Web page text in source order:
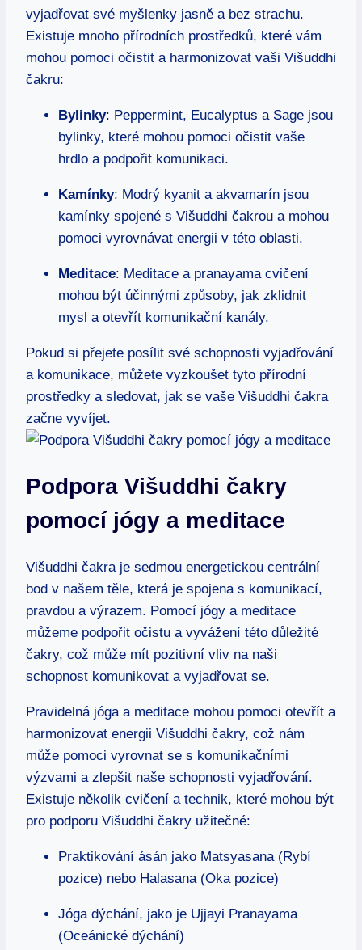
vyjadřovat své myšlenky jasně a bez strachu.
Existuje mnoho přírodních prostředků, které vám
mohou pomoci očistit a harmonizovat vaši Višuddhi
čakru:
Bylinky: Peppermint, Eucalyptus a Sage jsou
bylinky, které mohou pomoci očistit vaše
hrdlo a podpořit komunikaci.
Kamínky: Modrý kyanit a akvamarín jsou
kamínky spojené s Višuddhi čakrou a mohou
pomoci vyrovnávat energii v této oblasti.
Meditace: Meditace a pranayama cvičení
mohou být účinnými způsoby, jak zklidnit
mysl a otevřít komunikační kanály.
Pokud si přejete posílit své schopnosti vyjadřování
a komunikace, můžete vyzkoušet tyto přírodní
prostředky a sledovat, jak se vaše Višuddhi čakra
začne vyvíjet.
Podpora Višuddhi čakry
pomocí jógy a meditace
Višuddhi čakra je sedmou energetickou centrální
bod v našem těle, která je spojena s komunikací,
pravdou a výrazem. Pomocí jógy a meditace
můžeme podpořit očistu a vyvážení této důležité
čakry, což může mít pozitivní vliv na naši
schopnost komunikovat a vyjadřovat se.
Pravidelná jóga a meditace mohou pomoci otevřít a
harmonizovat energii Višuddhi čakry, což nám
může pomoci vyrovnat se s komunikačními
výzvami a zlepšit naše schopnosti vyjadřování.
Existuje několik cvičení a technik, které mohou být
pro podporu Višuddhi čakry užitečné:
Praktikování ásán jako Matsyasana (Rybí
pozice) nebo Halasana (Oka pozice)
Jóga dýchání, jako je Ujjayi Pranayama
(Oceánické dýchání)